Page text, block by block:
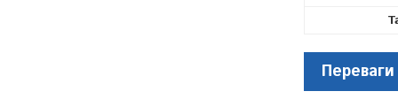
Переваги